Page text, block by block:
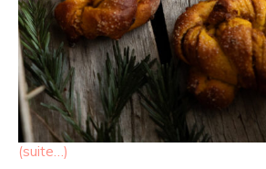
(suite…)